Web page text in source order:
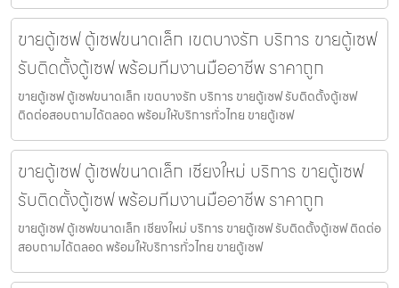
ขายตู้เซฟ ตู้เซฟขนาดเล็ก เขตบางรัก บริการ ขายตู้เซฟ
รับติดตั้งตู้เซฟ พร้อมทีมงานมืออาชีพ ราคาถูก
ขายตู้เซฟ ตู้เซฟขนาดเล็ก เขตบางรัก บริการ ขายตู้เซฟ รับติดตั้งตู้เซฟ
ติดต่อสอบถามได้ตลอด พร้อมให้บริการทั่วไทย ขายตู้เซฟ
ขายตู้เซฟ ตู้เซฟขนาดเล็ก เชียงใหม่ บริการ ขายตู้เซฟ
รับติดตั้งตู้เซฟ พร้อมทีมงานมืออาชีพ ราคาถูก
ขายตู้เซฟ ตู้เซฟขนาดเล็ก เชียงใหม่ บริการ ขายตู้เซฟ รับติดตั้งตู้เซฟ ติดต่อ
สอบถามได้ตลอด พร้อมให้บริการทั่วไทย ขายตู้เซฟ